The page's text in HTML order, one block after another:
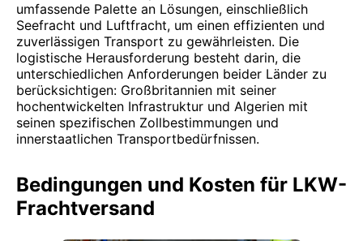
umfassende Palette an Lösungen, einschließlich
Seefracht und Luftfracht, um einen effizienten und
zuverlässigen Transport zu gewährleisten. Die
logistische Herausforderung besteht darin, die
unterschiedlichen Anforderungen beider Länder zu
berücksichtigen: Großbritannien mit seiner
hochentwickelten Infrastruktur und Algerien mit
seinen spezifischen Zollbestimmungen und
innerstaatlichen Transportbedürfnissen.
Bedingungen und Kosten für LKW-
Frachtversand